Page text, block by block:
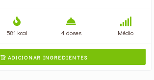
581 kcal 4 doses Médio
ADICIONAR INGREDIENTES